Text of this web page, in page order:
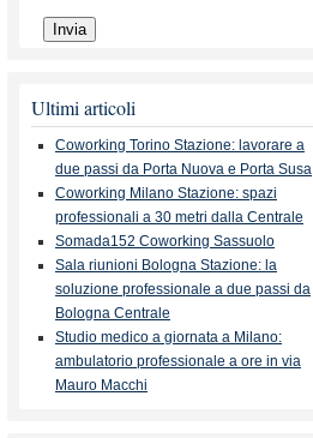
Ultimi articoli
Coworking Torino Stazione: lavorare a
due passi da Porta Nuova e Porta Susa
Coworking Milano Stazione: spazi
professionali a 30 metri dalla Centrale
Somada152 Coworking Sassuolo
Sala riunioni Bologna Stazione: la
soluzione professionale a due passi da
Bologna Centrale
Studio medico a giornata a Milano:
ambulatorio professionale a ore in via
Mauro Macchi